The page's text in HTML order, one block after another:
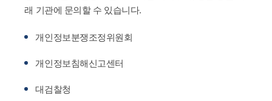
래 기관에 문의할 수 있습니다.
개인정보분쟁조정위원회
개인정보침해신고센터
대검찰청